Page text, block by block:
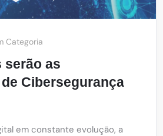
Categoria
serão as
Cibersegurança
em constante evolução, a